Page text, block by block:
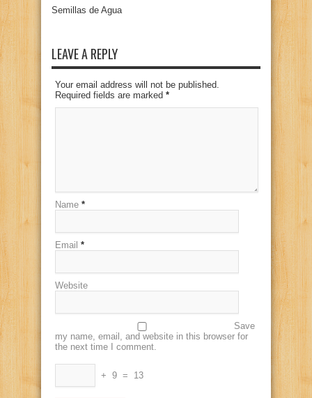
Semillas de Agua
LEAVE A REPLY
Your email address will not be published.
Required fields are marked *
Name *
Email *
Website
Save
my name, email, and website in this browser for
the next time I comment.
+ 9 = 13